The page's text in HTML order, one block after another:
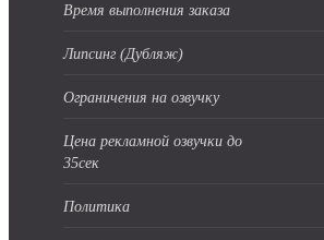
Время выполнения заказа
Липсинг (Дубляж)
Ограничения на озвучку
Цена рекламной озвучки до
35сек
Политика